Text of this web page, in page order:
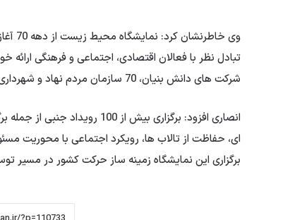
وی
شرکت های دانش بنیان، 70 سازمان مردم نهاد و شهرداری های پنج شهر بزرگ کشور حضور دارند.
انصاری افزود: برگزاری بیش از 100 رویداد جنبی از جمله برگزاری کارگاه های آموزشی و
ای، حفاظت از تالاب ها، رویکرد اجتماعی با محوریت
برگزاری این نمایشگاه زمینه ساز حرکت کشور در مسیر